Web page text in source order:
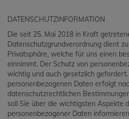
DATENSCHUTZINFORMATION
Die seit 25. Mai 2018 in Kraft
Datenschutzgrundverordnung dient
Privatsphäre, welche für uns einen
einnimmt. Der Schutz von
wichtig und auch gesetzlich
personenbezogenen Daten erfolgt
datenschutzrechtlichen
soll Sie über die wichtigsten Aspekte
personenbezogener Daten